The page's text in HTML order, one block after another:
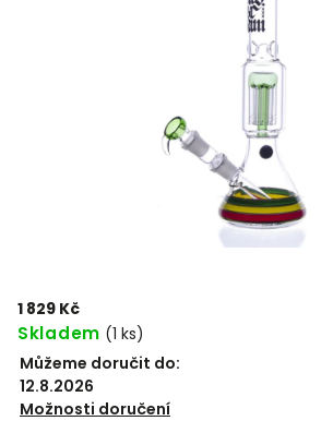
1 829 Kč
Skladem (1 ks)
Můžeme doručit do:
12.8.2026
Možnosti doručení